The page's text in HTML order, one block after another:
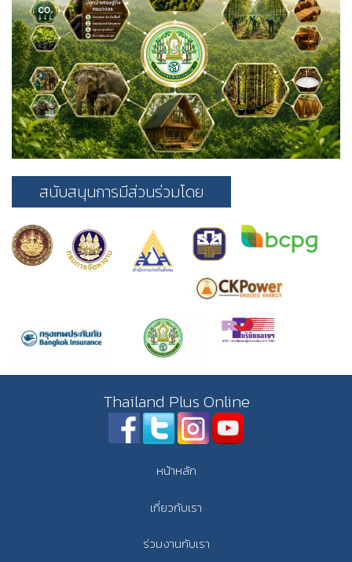
สนับสนุนการมีส่วนร่วมโดย
Thailand Plus Online
หน้าหลัก
เกี่ยวกับเรา
ร่วมงานกับเรา